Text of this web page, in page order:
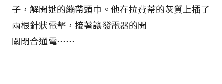
子，解開她的繃帶頭巾。他在拉費蒂的灰質上插了
兩根針狀電擊，接著讓發電器的開
關閉合通電⋯⋯